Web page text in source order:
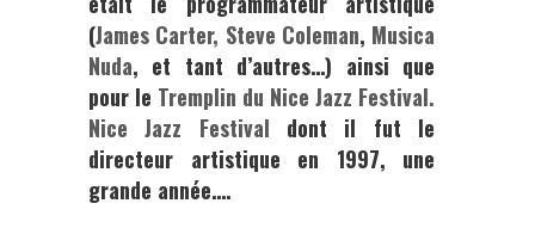
(James Carter, Steve Coleman, Musica
Nuda, et tant d’autres…) ainsi que
pour le Tremplin du Nice Jazz Festival.
Nice Jazz Festival
dont il fut le
directeur artistique en 1997, une
grande année….